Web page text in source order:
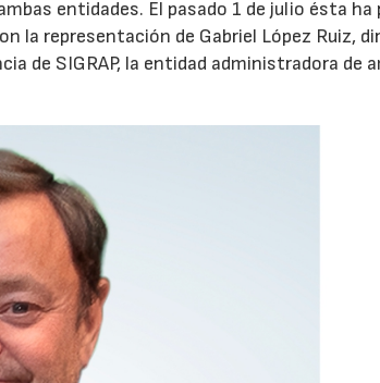
entidades. El pasado 1 de julio ésta ha
la representación de Gabriel López Ruiz,
de SIGRAP, la entidad administradora de